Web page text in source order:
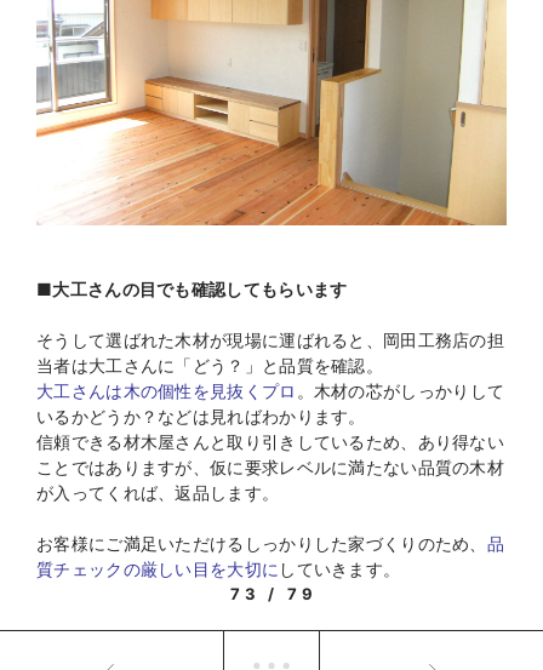
■大工さんの目でも確認してもらいます
そうして選ばれた木材が現場に運ばれると、岡田工務店の担
当者は大工さんに「どう？」と品質を確認。
大工さんは木の個性を見抜くプロ 。木材の芯がしっかりして
いるかどうか？などは見ればわかります。
信頼できる材木屋さんと取り引きしているため、あり得ない
ことではありますが、仮に要求レベルに満たない品質の木材
が入ってくれば、返品します。
お客様にご満足いただけるしっかりした家づくりのため、 品
質チェックの厳しい目を大切に していきます。
73 / 79